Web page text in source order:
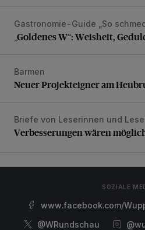
„Goldenes W“: Weisheit,
Gastronomie-Guide „So
„Goldenes W“: Weisheit,
Neuer Projekteigner am
Barmen
Neuer Projekteigner am
Verbesserungen wären möglich
Briefe von Leserinnen und
Verbesserungen wären
SOZIALE
www.facebook.com/
@WRundschau